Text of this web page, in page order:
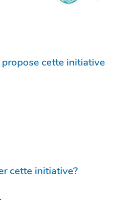
cette initiative
cette initiative?